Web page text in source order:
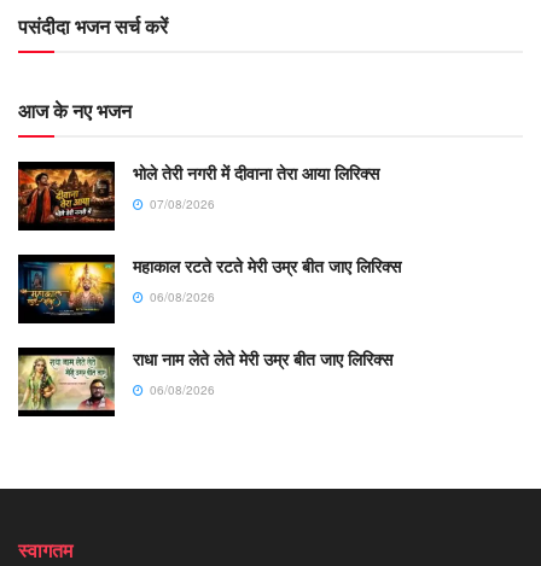
पसंदीदा भजन सर्च करें
आज के नए भजन
भोले तेरी नगरी में दीवाना तेरा आया लिरिक्स
07/08/2026
महाकाल रटते रटते मेरी उम्र बीत जाए लिरिक्स
06/08/2026
राधा नाम लेते लेते मेरी उम्र बीत जाए लिरिक्स
06/08/2026
स्वागतम